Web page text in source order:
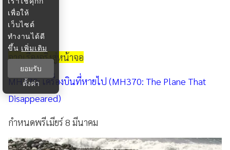
จากเรื่องจริงสู่หน้าจอ
MH370: เครื่องบินที่หายไป (MH370: The Plane That
Disappeared)
กำหนดพรีเมียร์ 8 มีนาคม
เพื่อให้
เว็บไซต์
ทำงานได้ดี
ขึ้น เพิ่มเติม
ยอมรับ
ตั้งค่า